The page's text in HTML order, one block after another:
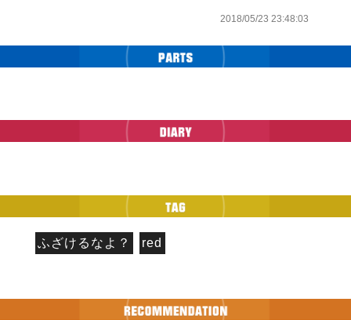
2018/05/23 23:48:03
ふざけるなよ？ red